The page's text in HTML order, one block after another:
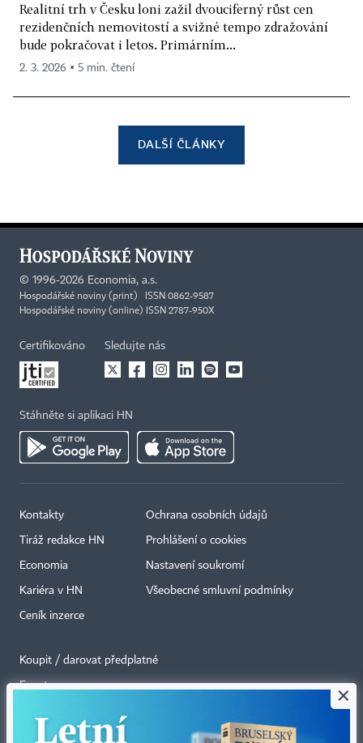
Realitní trh v Česku loni zažil dvouciferný růst cen
rezidenčních nemovitostí a svižné tempo zdražování
bude pokračovat i letos. Primárním...
2. 3. 2026 ▪ 5 min. čtení
DALŠÍ ČLÁNKY
© 1996-2026 Economia, a.s.
Hospodářské noviny (print) ISSN 0862-9587
Hospodářské noviny (online) ISSN 2787-950X
Certifikováno Sledujte nás
Stáhněte si aplikaci HN
Kontakty
Tiráž redakce HN
Economia
Kariéra v HN
Ceník inzerce
Ochrana osobních údajů
Prohlášení o cookies
Nastavení soukromí
Všeobecné smluvní podmínky
Koupit / darovat předplatné
Eventy
RSS kanály
×